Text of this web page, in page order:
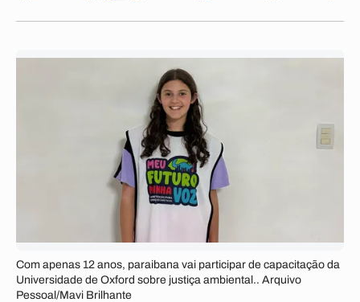
Com apenas 12 anos, paraibana vai participar de capacitação da
Universidade de Oxford sobre justiça ambiental.. Arquivo
Pessoal/Mavi Brilhante